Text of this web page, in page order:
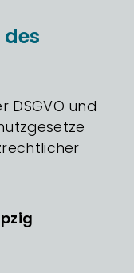
DSGVO und